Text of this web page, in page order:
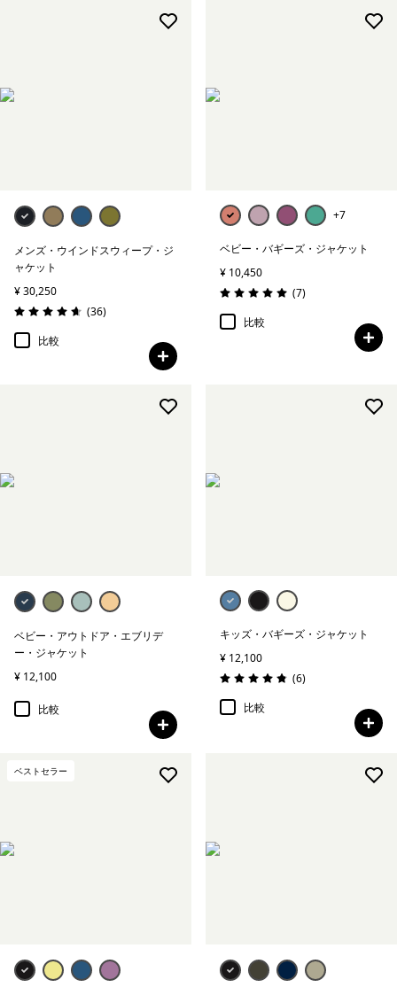
メンズ・ウインドスウィープ・ジ
ャケット
¥ 30,250
評価: 4.6 / 5
(36レビュー
)
比較
+7
ベビー・バギーズ・ジャケット
¥ 10,450
評価: 5.0 / 5
(7レビュー
)
比較
ベビー・アウトドア・エブリデ
ー・ジャケット
¥ 12,100
比較
キッズ・バギーズ・ジャケット
¥ 12,100
評価: 4.8 / 5
(6レビュー
)
比較
ベストセラー